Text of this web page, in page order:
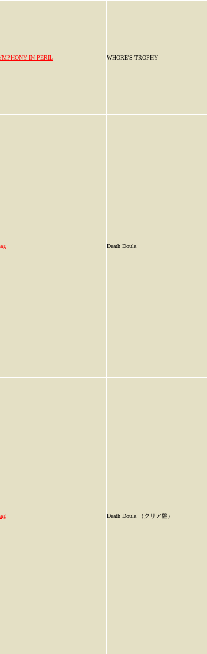
IN PERIL WHORE'S TROPHY
Death Doula
Death Doula （クリア盤）